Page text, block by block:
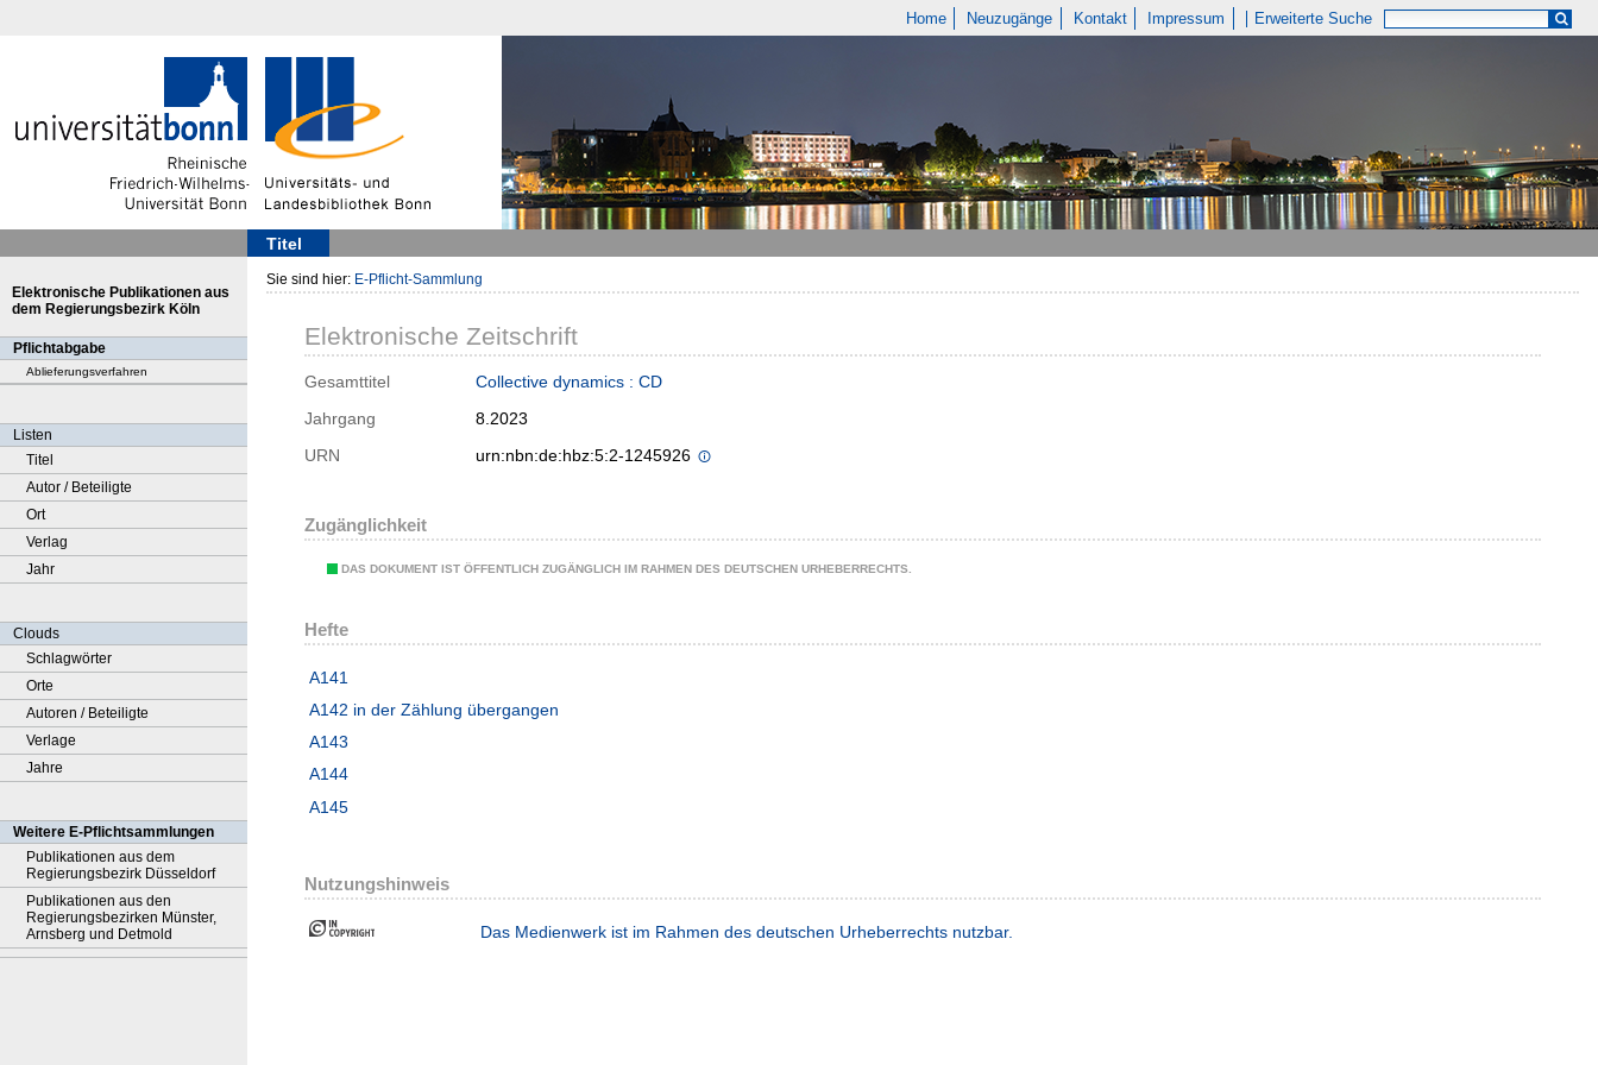
Home Neuzugänge Kontakt Impressum Erweiterte Suche
Titel
Elektronische Publikationen aus
dem Regierungsbezirk Köln
Pflichtabgabe
Ablieferungsverfahren
Listen
Titel
Autor / Beteiligte
Ort
Verlag
Jahr
Clouds
Schlagwörter
Orte
Autoren / Beteiligte
Verlage
Jahre
Weitere E-Pflichtsammlungen
Publikationen aus dem
Regierungsbezirk Düsseldorf
Publikationen aus den
Regierungsbezirken Münster,
Arnsberg und Detmold
Sie sind hier: E-Pflicht-Sammlung
Elektronische Zeitschrift
Gesamttitel
Collective dynamics : CD
Jahrgang
8.2023
URN
urn:nbn:de:hbz:5:2-1245926
Zugänglichkeit
DAS DOKUMENT IST ÖFFENTLICH ZUGÄNGLICH IM RAHMEN DES DEUTSCHEN URHEBERRECHTS.
Hefte
A141
A142 in der Zählung übergangen
A143
A144
A145
Nutzungshinweis
Das Medienwerk ist im Rahmen des deutschen Urheberrechts nutzbar.